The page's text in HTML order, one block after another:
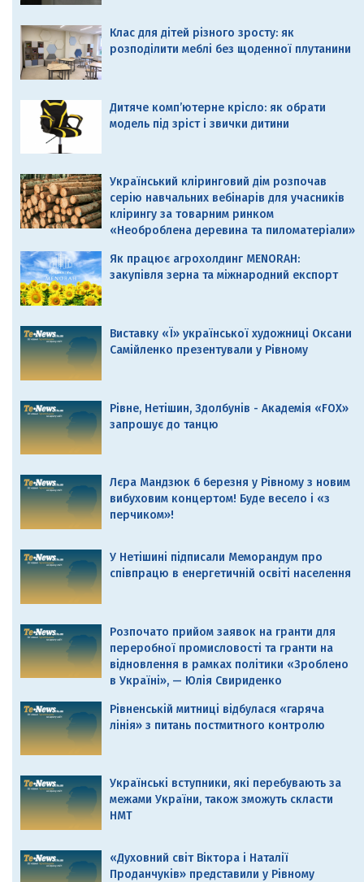
Клас для дітей різного зросту: як
розподілити меблі без щоденної плутанини
Дитяче комп’ютерне крісло: як обрати
модель під зріст і звички дитини
Український кліринговий дім розпочав
серію навчальних вебінарів для учасників
клірингу за товарним ринком
«Необроблена деревина та пиломатеріали»
Як працює агрохолдинг MENORAH:
закупівля зерна та міжнародний експорт
Виставку «Ї» української художниці Оксани
Самійленко презентували у Рівному
Рівне, Нетішин, Здолбунів - Академія «FOX»
запрошує до танцю
Лєра Мандзюк 6 березня у Рівному з новим
вибуховим концертом! Буде весело і «з
перчиком»!
У Нетішині підписали Меморандум про
співпрацю в енергетичній освіті населення
Розпочато прийом заявок на гранти для
переробної промисловості та гранти на
відновлення в рамках політики «Зроблено
в Україні», — Юлія Свириденко
Рівненській митниці відбулася «гаряча
лінія» з питань постмитного контролю
Українські вступники, які перебувають за
межами України, також зможуть скласти
НМТ
«Духовний світ Віктора і Наталії
Проданчуків» представили у Рівному